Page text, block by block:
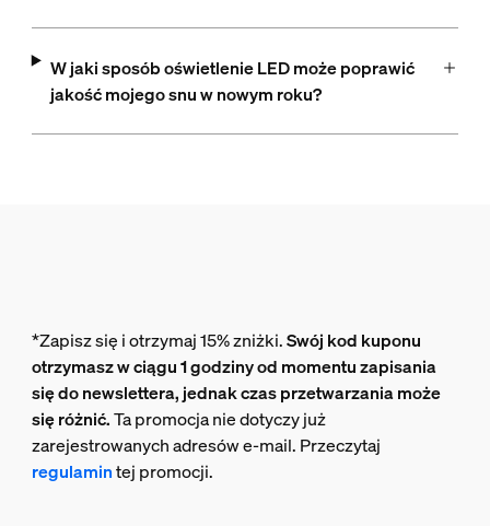
W jaki sposób oświetlenie LED może poprawić
jakość mojego snu w nowym roku?
*Zapisz się i otrzymaj 15% zniżki.Swój kod kuponu
otrzymasz w ciągu 1 godziny od momentu zapisania
się do newslettera, jednak czas przetwarzania może
się różnić.Ta promocja nie dotyczy już
zarejestrowanych adresów e-mail. Przeczytaj
regulamintej promocji.